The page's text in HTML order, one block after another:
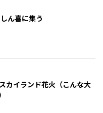
ん喜に集う
カイランド花火（こんな大